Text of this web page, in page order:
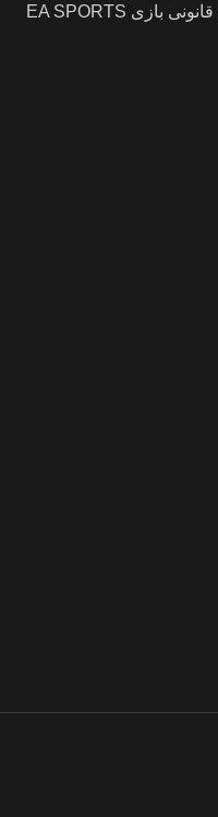
محصولات برچسب خورده “خرید اکانت قانونی بازی EA SPORTS